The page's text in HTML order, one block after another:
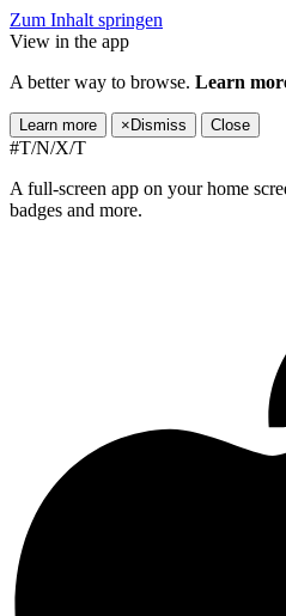
Zum Inhalt springen
View in the app
A better way to browse. Learn
Learn more × Dismiss Close
#T/N/X/T
A full-screen app on your home
badges and more.